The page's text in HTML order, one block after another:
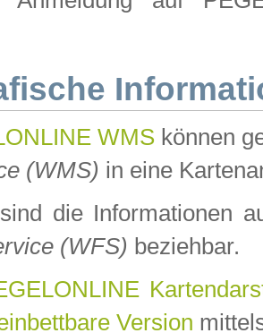
WMS können
(WMS) in eine
die Informationen
(WFS) beziehbar.
Version